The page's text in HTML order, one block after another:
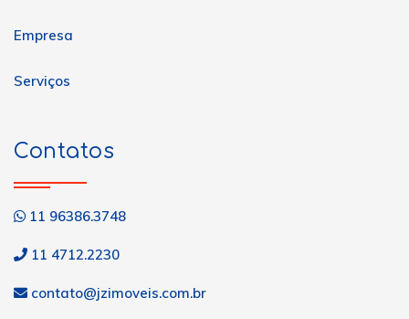
Empresa
Serviços
Contatos
11 96386.3748
11 4712.2230
contato@jzimoveis.com.br